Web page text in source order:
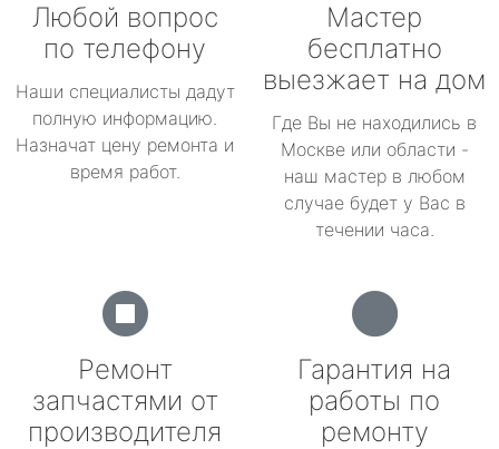
Любой вопрос
по телефону
Наши специалисты дадут
полную информацию.
Назначат цену ремонта и
время работ.
Мастер
бесплатно
выезжает на дом
Где Вы не находились в
Москве или области -
наш мастер в любом
случае будет у Вас в
течении часа.
Ремонт
запчастями от
производителя
Гарантия на
работы по
ремонту